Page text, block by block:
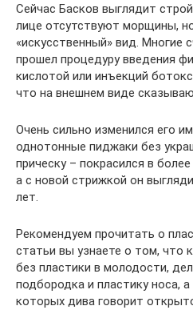
Сейчас Басков выглядит
лице отсутствуют морщины,
«искусственный» вид. Многие
прошел процедуру введения
кислотой или инъекций
что на внешнем виде
Очень сильно изменился его
однотонные пиджаки без
прическу – покрасился в
а с новой стрижкой он
лет.
Рекомендуем прочитать о
статьи вы узнаете о том, что
без пластики в молодости,
подбородка и пластику носа,
которых дива говорит